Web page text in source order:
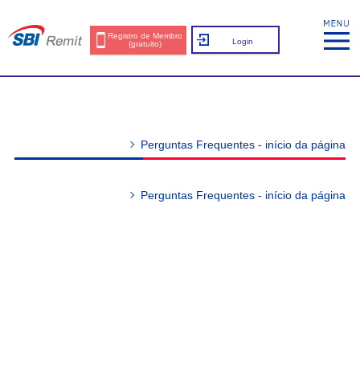
Registro de Membro
(gratuito)
Login
Perguntas Frequentes - início da página
Perguntas Frequentes - início da página